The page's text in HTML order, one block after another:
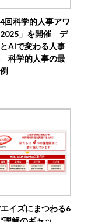
4回科学的人事アワ
」を開催 デ
AIで変わる人事
科学的人事の最
イズにまつわる6